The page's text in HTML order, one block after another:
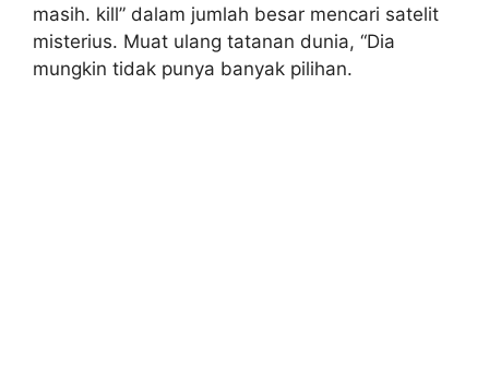
masih. kill” dalam jumlah besar mencari satelit
misterius. Muat ulang tatanan dunia, “Dia
mungkin tidak punya banyak pilihan.